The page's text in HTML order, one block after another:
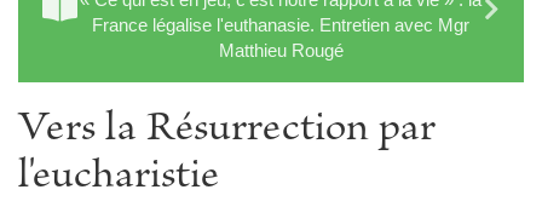
France légalise l'euthanasie. Entretien avec Mgr
Matthieu Rougé
Vers la Résurrection par
l'eucharistie